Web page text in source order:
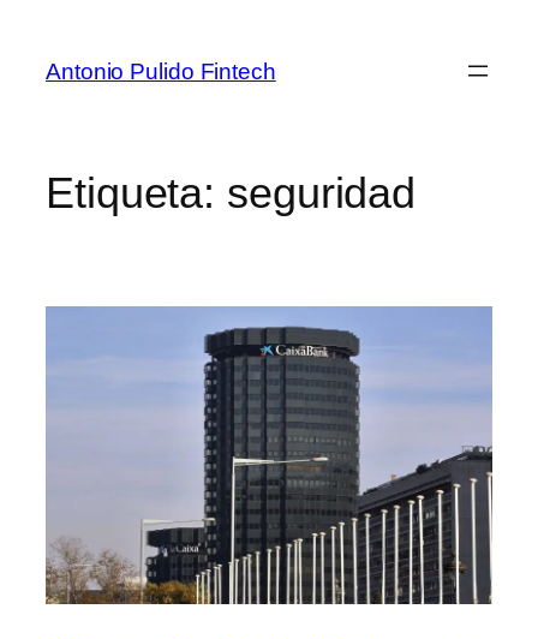
Antonio Pulido Fintech
Etiqueta: seguridad